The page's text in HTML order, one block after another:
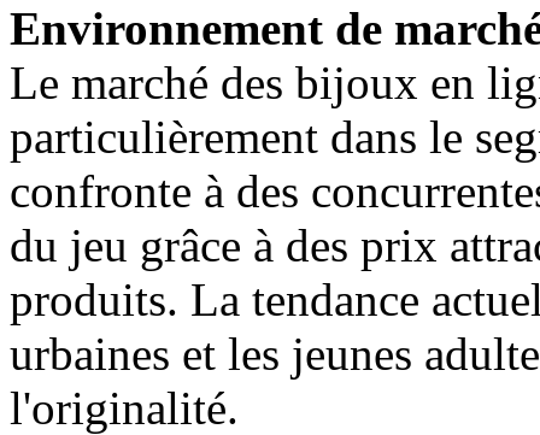
Environnement de
Le marché des bijoux en
particulièrement dans le
confronte à des
du jeu grâce à des prix
produits. La tendance
urbaines et les jeunes
l'originalité.